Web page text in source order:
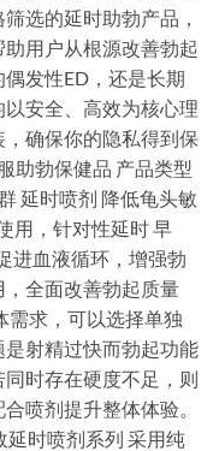
选的延时助勃产品，
用户从根源改善勃起
发性ED，还是长期
安全、高效为核心理
确保你的隐私得到保
助勃保健品 产品类型
延时喷剂 降低龟头敏
用，针对性延时 早
进血液循环，增强勃
全面改善勃起质量
需求，可以选择单独
射精过快而勃起功能
时存在硬度不足，则
喷剂提升整体体验。
延时喷剂系列 采用纯